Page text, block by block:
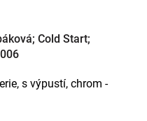
Cold Start;
s výpustí, chrom -